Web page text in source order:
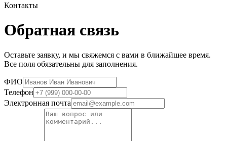
Контакты
Обратная связь
Оставьте заявку, и мы свяжемся с вами в ближайшее время.
Все поля обязательны для заполнения.
ФИО
Телефон
Электронная почта